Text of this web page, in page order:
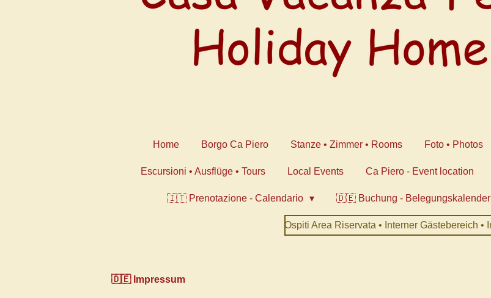
Home Borgo Ca Piero Stanze • Zimmer • Rooms Foto • Photos
Escursioni • Ausflüge • Tours Local Events Ca Piero - Event location
🇮🇹 Prenotazione - Calendario 🇩🇪 Buchung - Belegungskalender
Ospiti Area Riservata • Interner Gästebereich •
🇩🇪 Impressum